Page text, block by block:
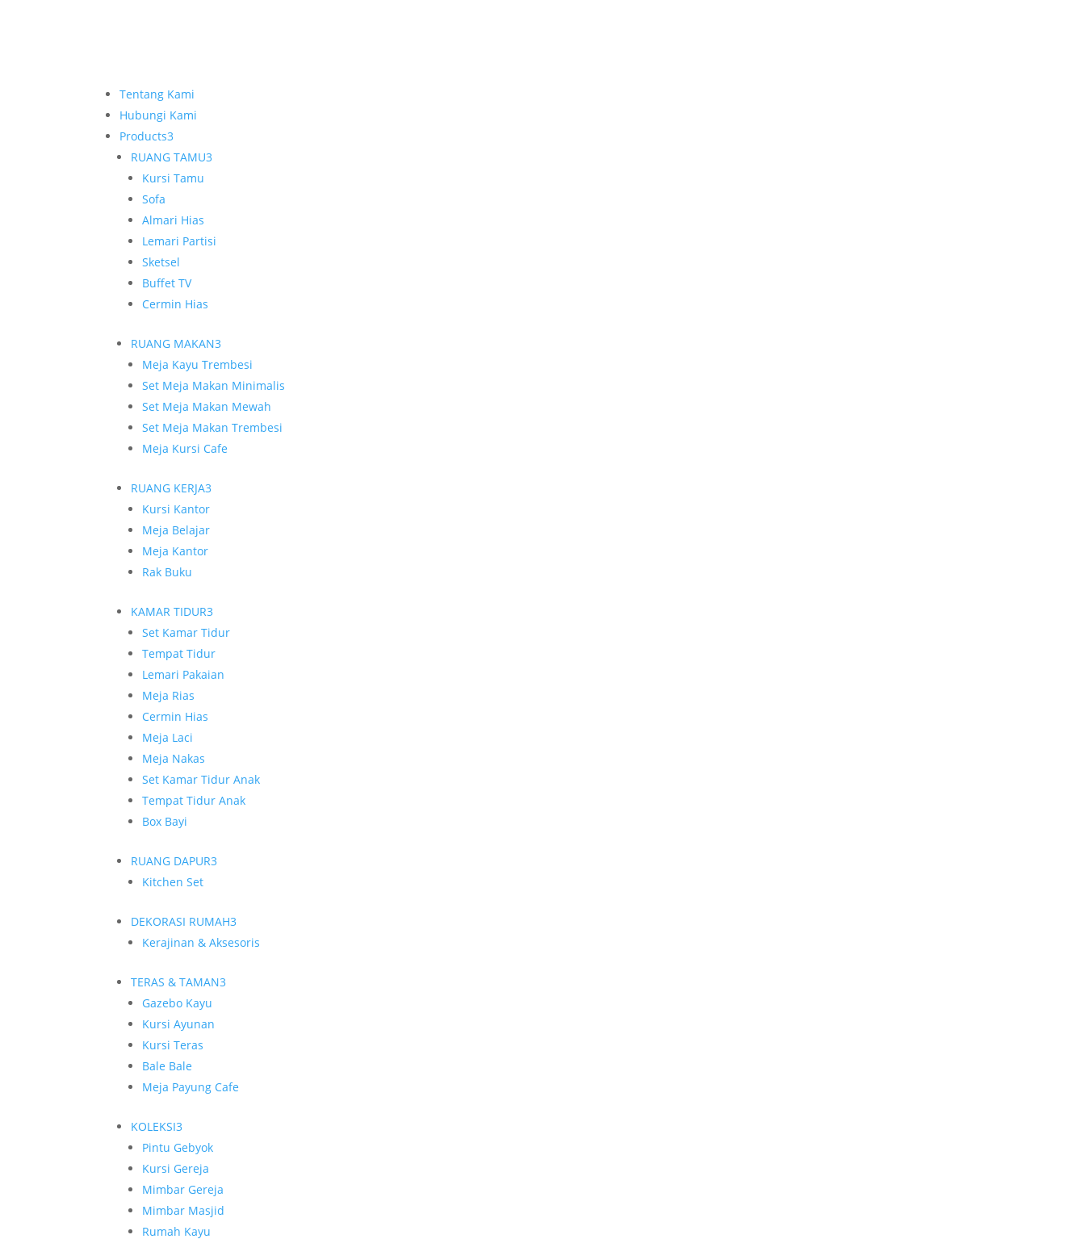
Tentang Kami
Hubungi Kami
Products3
RUANG TAMU3
Kursi Tamu
Sofa
Almari Hias
Lemari Partisi
Sketsel
Buffet TV
Cermin Hias
RUANG MAKAN3
Meja Kayu Trembesi
Set Meja Makan Minimalis
Set Meja Makan Mewah
Set Meja Makan Trembesi
Meja Kursi Cafe
RUANG KERJA3
Kursi Kantor
Meja Belajar
Meja Kantor
Rak Buku
KAMAR TIDUR3
Set Kamar Tidur
Tempat Tidur
Lemari Pakaian
Meja Rias
Cermin Hias
Meja Laci
Meja Nakas
Set Kamar Tidur Anak
Tempat Tidur Anak
Box Bayi
RUANG DAPUR3
Kitchen Set
DEKORASI RUMAH3
Kerajinan & Aksesoris
TERAS & TAMAN3
Gazebo Kayu
Kursi Ayunan
Kursi Teras
Bale Bale
Meja Payung Cafe
KOLEKSI3
Pintu Gebyok
Kursi Gereja
Mimbar Gereja
Mimbar Masjid
Rumah Kayu